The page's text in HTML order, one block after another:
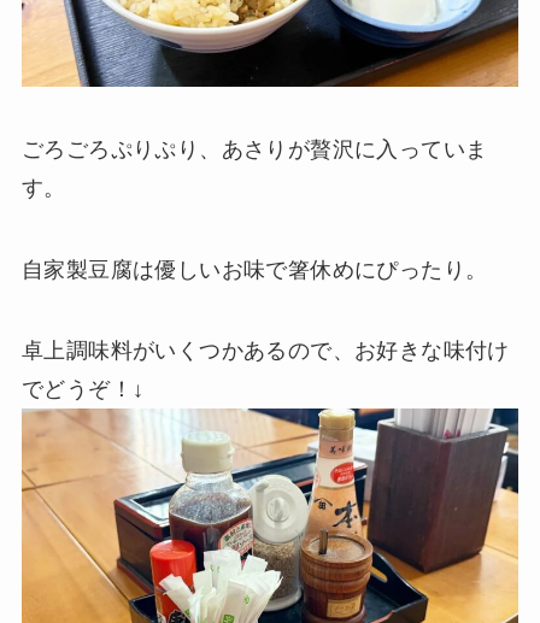
ごろごろぷりぷり、あさりが贅沢に入っていま
す。
自家製豆腐は優しいお味で箸休めにぴったり。
卓上調味料がいくつかあるので、お好きな味付け
でどうぞ！↓